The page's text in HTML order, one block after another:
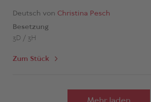
Deutsch von Christina Pesch
Besetzung
3D / 3H
Zum Stück